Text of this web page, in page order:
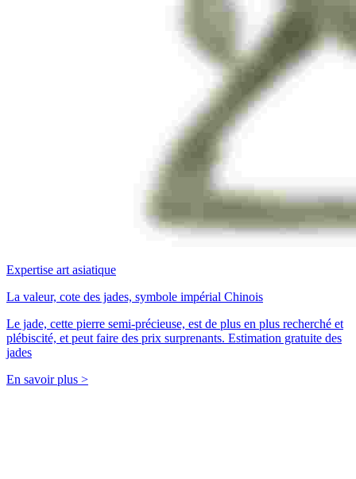
Expertise art asiatique
La valeur, cote des jades, symbole impérial Chinois
Le jade, cette pierre semi-précieuse, est de plus en plus recherché et
plébiscité, et peut faire des prix surprenants. Estimation gratuite des
jades
En savoir plus >